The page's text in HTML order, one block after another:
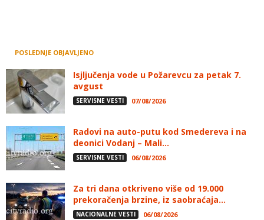
POSLEDNJE OBJAVLJENO
Isjljučenja vode u Požarevcu za petak 7.
avgust
SERVISNE VESTI 07/08/2026
Radovi na auto-putu kod Smedereva i na
deonici Vodanj – Mali...
SERVISNE VESTI 06/08/2026
Za tri dana otkriveno više od 19.000
prekoračenja brzine, iz saobraćaja...
NACIONALNE VESTI 06/08/2026